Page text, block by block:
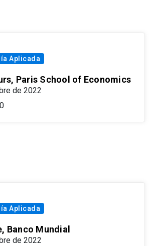
Aplicada
Paris School of Economics
de 2022
Aplicada
Banco Mundial
de 2022